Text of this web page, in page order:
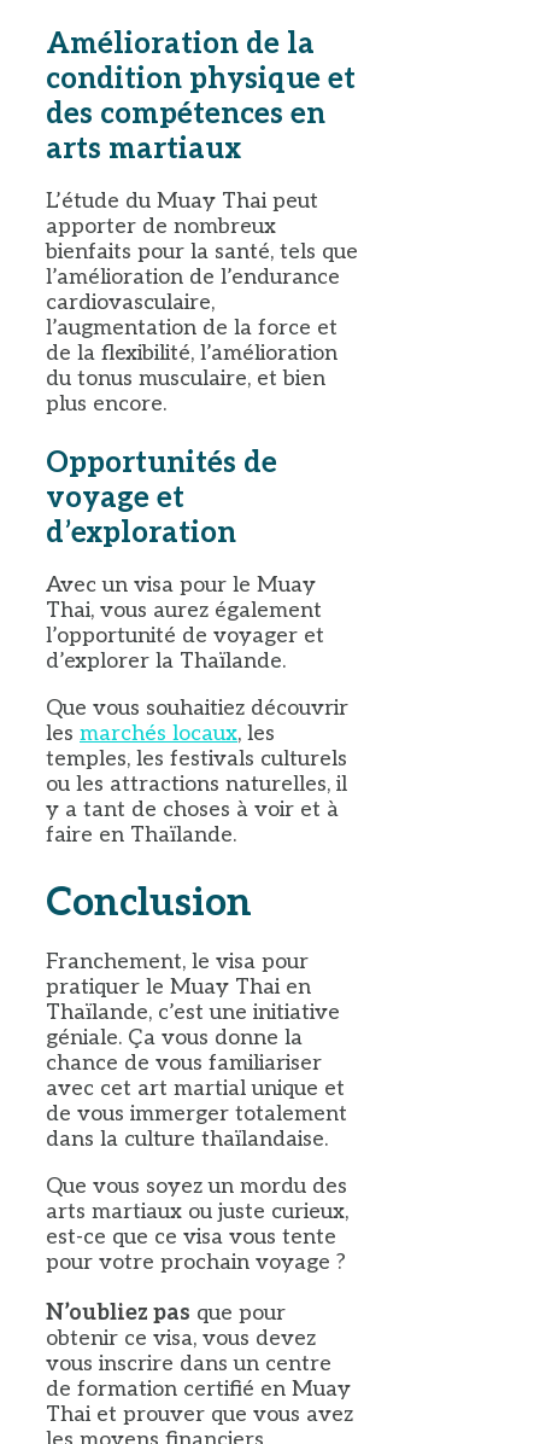
Amélioration de la
condition physique et
des compétences en
arts martiaux
L’étude du Muay Thai peut
apporter de nombreux
bienfaits pour la santé, tels que
l’amélioration de l’endurance
cardiovasculaire,
l’augmentation de la force et
de la flexibilité, l’amélioration
du tonus musculaire, et bien
plus encore.
Opportunités de
voyage et
d’exploration
Avec un visa pour le Muay
Thai, vous aurez également
l’opportunité de voyager et
d’explorer la Thaïlande.
Que vous souhaitiez découvrir
les marchés locaux, les
temples, les festivals culturels
ou les attractions naturelles, il
y a tant de choses à voir et à
faire en Thaïlande.
Conclusion
Franchement, le visa pour
pratiquer le Muay Thai en
Thaïlande, c’est une initiative
géniale. Ça vous donne la
chance de vous familiariser
avec cet art martial unique et
de vous immerger totalement
dans la culture thaïlandaise.
Que vous soyez un mordu des
arts martiaux ou juste curieux,
est-ce que ce visa vous tente
pour votre prochain voyage ?
N’oubliez pas que pour
obtenir ce visa, vous devez
vous inscrire dans un centre
de formation certifié en Muay
Thai et prouver que vous avez